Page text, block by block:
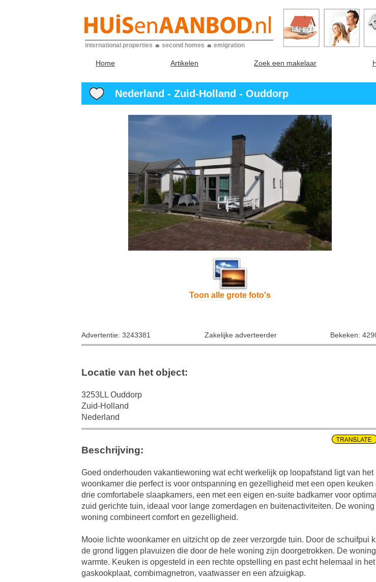
international properties second homes emigration
Home Artikelen Zoek een makelaar
Nederland - Zuid-Holland - Ouddorp
Toon alle grote foto's
Advertentie: 3243381 Zakelijke adverteerder Bekeken:
Locatie van het object:
3253LL Ouddorp
Zuid-Holland
Nederland
Beschrijving:
Goed onderhouden vakantiewoning wat echt werkelijk op loopafstand ligt van
woonkamer die perfect is voor ontspanning en gezelligheid met een open
drie comfortabele slaapkamers, een met een eigen en-suite badkamer voor
zuid gerichte tuin, ideaal voor lange zomerdagen en buitenactiviteiten. De
woning combineert comfort en gezelligheid.
Mooie lichte woonkamer en uitzicht op de zeer verzorgde tuin. Door de
de grond liggen plavuizen die door de hele woning zijn doorgetrokken. De
warmte. Keuken is opgesteld in een rechte opstelling en past echt helemaal in
gaskookplaat, combimagnetron, vaatwasser en een afzuigkap.